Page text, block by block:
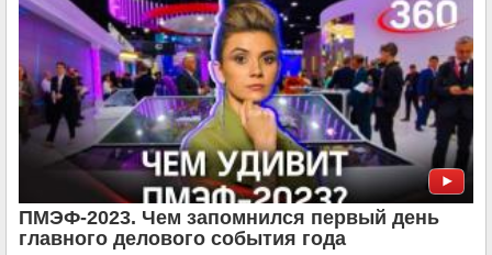
ПМЭФ-2023. Чем запомнился первый день
главного делового события года